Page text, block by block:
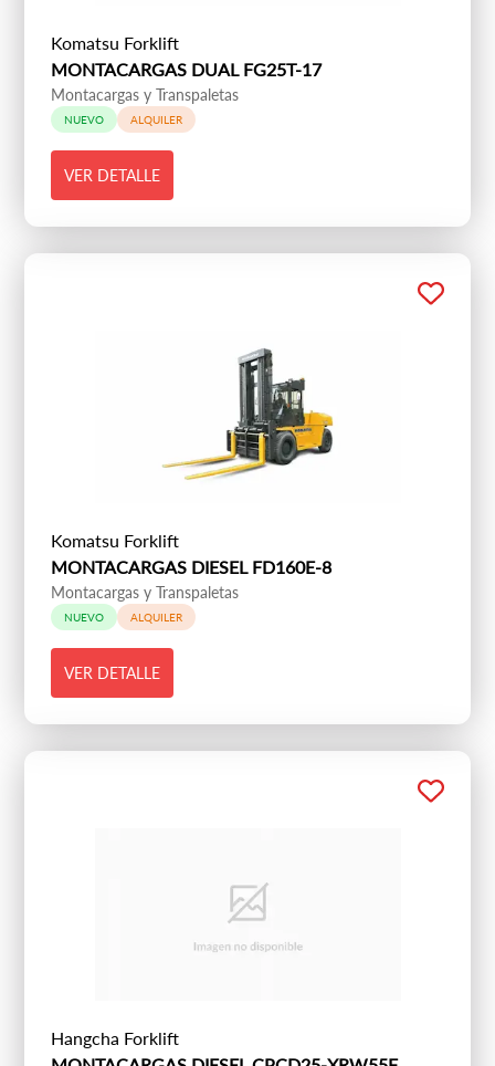
Komatsu Forklift
MONTACARGAS DUAL FG25T-17
Montacargas y Transpaletas
NUEVO ALQUILER
VER DETALLE
Komatsu Forklift
MONTACARGAS DIESEL FD160E-8
Montacargas y Transpaletas
NUEVO ALQUILER
VER DETALLE
Hangcha Forklift